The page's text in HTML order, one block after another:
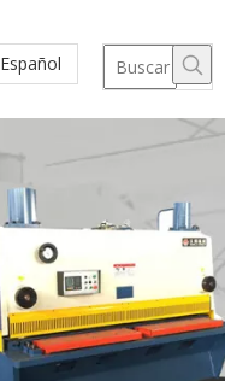
Español